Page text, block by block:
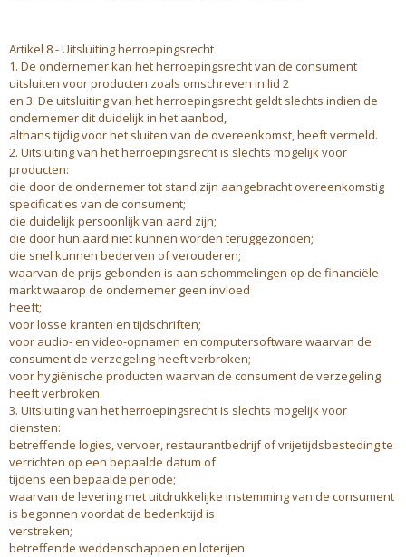
Artikel 8 - Uitsluiting herroepingsrecht
1. De ondernemer kan het herroepingsrecht van de consument
uitsluiten voor producten zoals omschreven in lid 2
en 3. De uitsluiting van het herroepingsrecht geldt slechts indien de
ondernemer dit duidelijk in het aanbod,
althans tijdig voor het sluiten van de overeenkomst, heeft vermeld.
2. Uitsluiting van het herroepingsrecht is slechts mogelijk voor
producten:
die door de ondernemer tot stand zijn aangebracht overeenkomstig
specificaties van de consument;
die duidelijk persoonlijk van aard zijn;
die door hun aard niet kunnen worden teruggezonden;
die snel kunnen bederven of verouderen;
waarvan de prijs gebonden is aan schommelingen op de financiële
markt waarop de ondernemer geen invloed
heeft;
voor losse kranten en tijdschriften;
voor audio- en video-opnamen en computersoftware waarvan de
consument de verzegeling heeft verbroken;
voor hygiënische producten waarvan de consument de verzegeling
heeft verbroken.
3. Uitsluiting van het herroepingsrecht is slechts mogelijk voor
diensten:
betreffende logies, vervoer, restaurantbedrijf of vrijetijdsbesteding te
verrichten op een bepaalde datum of
tijdens een bepaalde periode;
waarvan de levering met uitdrukkelijke instemming van de consument
is begonnen voordat de bedenktijd is
verstreken;
betreffende weddenschappen en loterijen.